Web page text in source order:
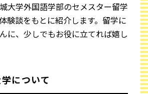
大学外国語学部のセメスター留学
験談をもとに紹介します。留学に
に、少しでもお役に立てれば嬉し
について